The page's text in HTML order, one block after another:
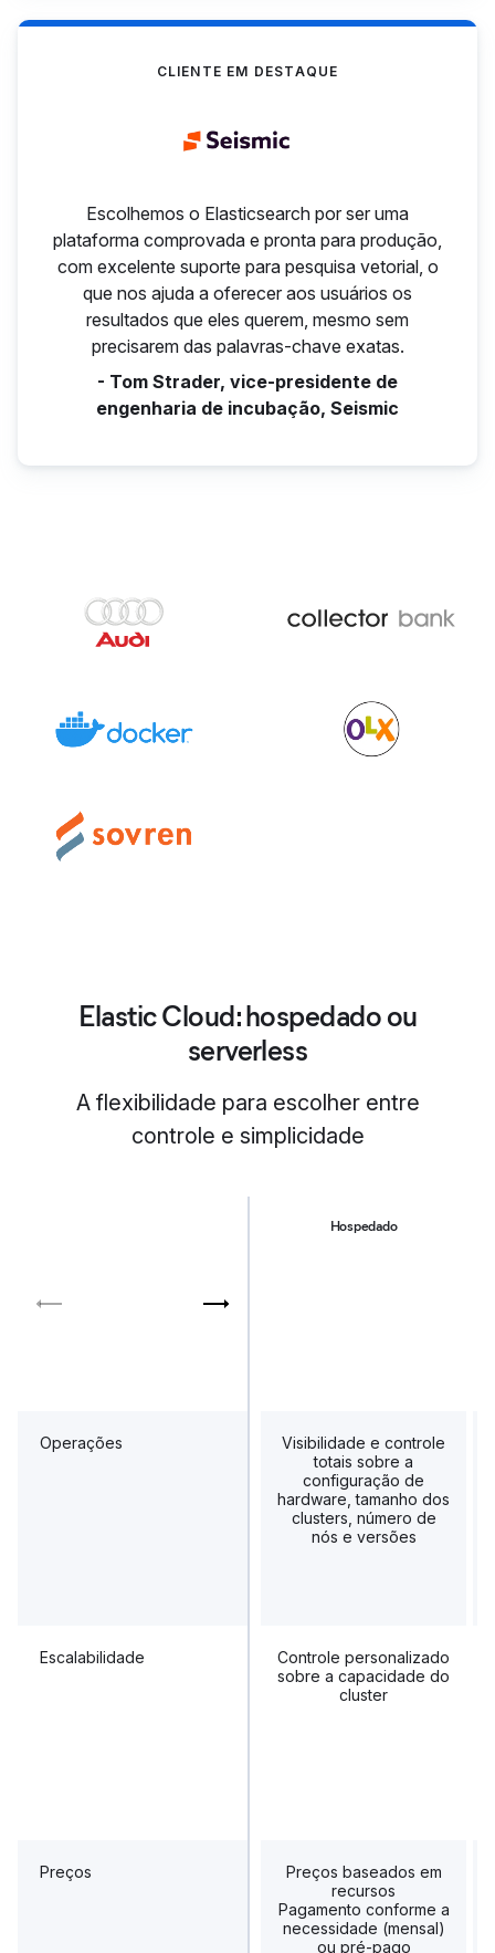
CLIENTE EM DESTAQUE
Escolhemos o Elasticsearch por ser uma
plataforma comprovada e pronta para produção,
com excelente suporte para pesquisa vetorial, o
que nos ajuda a oferecer aos usuários os
resultados que eles querem, mesmo sem
precisarem das palavras-chave exatas.
- Tom Strader, vice-presidente de
engenharia de incubação, Seismic
Elastic Cloud: hospedado ou
serverless
A flexibilidade para escolher entre
controle e simplicidade
Operações
Escalabilidade
Preços
Hospedado
Visibilidade e controle
totais sobre a
configuração de
hardware, tamanho dos
clusters, número de
nós e versões
Controle personalizado
sobre a capacidade do
cluster
Preços baseados em
recursos
Pagamento conforme a
necessidade (mensal)
ou pré-pago